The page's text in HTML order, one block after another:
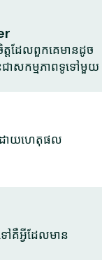
ដែលពួកគេមានដូច
ជាសកម្មភាពទូទៅមួយ
ដោយហេតុផល
ៅគឺអ្វីដែលមាន